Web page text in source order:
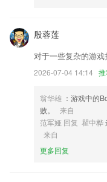
九万彩票安卓版瑞安
金币兑换口罩，轻松防疫守
细节优化,系统优化
优化推送功能,添加偏好设置;
其他一些小优化，多用多发
修改bug提高稳定性。
修复部分情况下保存失败的
殷蓉莲
对于一些复杂的游
2026-07-04 14:14
翁华雄 ：游戏中的
败。
来自
范军娅 回复 瞿中桦
来自
更多回复